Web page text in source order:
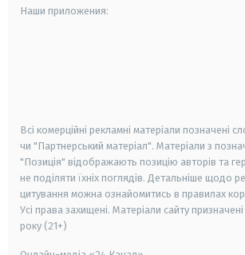
Наши приложения:
Всі комерційні рекламні матеріали позначені
чи "Партнерський матеріал". Матеріали з
"Позиція" відображають позицію авторів та
не поділяти їхніх поглядів. Детальніше щодо
цитування можна ознайомитись в правилах
Усі права захищені. Матеріали сайту
року (21+)